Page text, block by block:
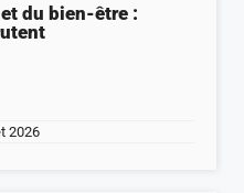
du bien-être :
2026